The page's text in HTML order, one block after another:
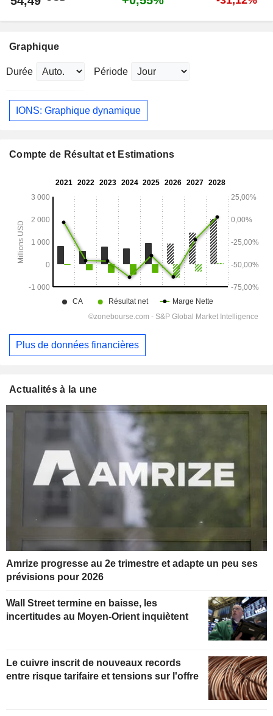
Graphique
Durée Période
IONS: Graphique dynamique
Compte de Résultat et Estimations
Plus de données financières
Actualités à la une
Amrize progresse au 2e trimestre et adapte un peu ses
prévisions pour 2026
Wall Street termine en baisse, les
incertitudes au Moyen-Orient inquiètent
Le cuivre inscrit de nouveaux records
entre risque tarifaire et tensions sur l'offre